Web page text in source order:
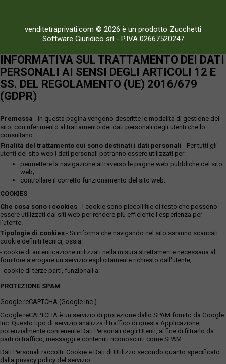
venditetraprivati.com © 2026 è un prodotto Zucchetti
Software Giuridico srl - P.IVA 02667520247
INFORMATIVA SUL TRATTAMENTO DEI DATI
PERSONALI AI SENSI DEGLI ARTICOLI 12 E
SS. DEL REGOLAMENTO (UE) 2016/679
(GDPR)
Premessa - In questa pagina vengono descritte le modalità di gestione del
sito, con riferimento al trattamento dei dati personali degli utenti che lo
consultano.
Finalità del trattamento cui sono destinati i dati personali - Per tutti gli
utenti del sito web i dati personali potranno essere utilizzati per:
permettere la navigazione attraverso le pagine web pubbliche del sito
web;
controllare il corretto funzionamento del sito web.
COOKIES
Che cosa sono i cookies - I cookie sono piccoli file di testo che possono
essere utilizzati dai siti web per rendere più efficiente l'esperienza per
l'utente.
Tipologie di cookies - Si informa che navigando nel sito saranno scaricati
cookie definiti tecnici, ossia:
- cookie di autenticazione utilizzati nella misura strettamente necessaria al
fornitore a erogare un servizio esplicitamente richiesto dall'utente;
- cookie di terze parti, funzionali a:
PROTEZIONE SPAM
Google reCAPTCHA (Google Inc.)
Google reCAPTCHA è un servizio di protezione dallo SPAM fornito da Google
Inc. Questo tipo di servizio analizza il traffico di questa Applicazione,
potenzialmente contenente Dati Personali degli Utenti, al fine di filtrarlo da
parti di traffico, messaggi e contenuti riconosciuti come SPAM.
Dati Personali raccolti: Cookie e Dati di Utilizzo secondo quanto specificato
dalla privacy policy del servizio.